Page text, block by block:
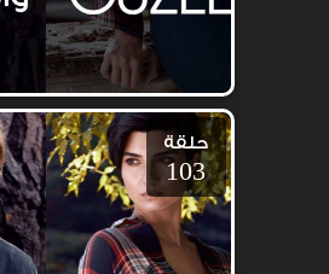
حلقة
103